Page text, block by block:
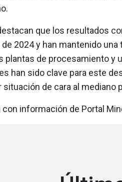
que los resultados
2024 y han mantenido una
plantas de procesamiento y
han sido clave para este
situación de cara al mediano
con información de Portal